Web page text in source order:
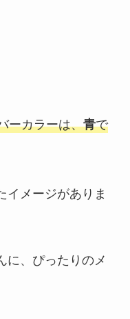
ーカラーは、青で
イメージがありま
に、ぴったりのメ